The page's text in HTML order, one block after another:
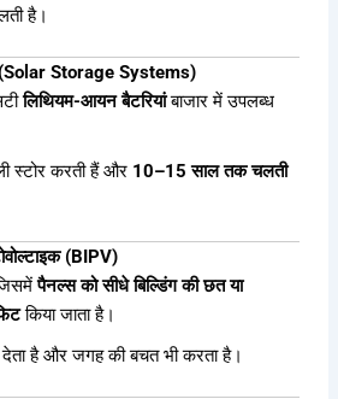
है।
Storage Systems)
लिथियम-आयन बैटरियांबाजार में उपलब्ध
स्टोर करती हैं और 10–15 साल तक चलती
(BIPV)
पैनल्स को सीधे बिल्डिंग की छत या
किया जाता है।
है और जगह की बचत भी करता है।